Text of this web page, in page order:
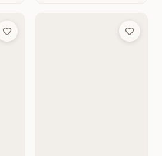
Add to Wish List Add to